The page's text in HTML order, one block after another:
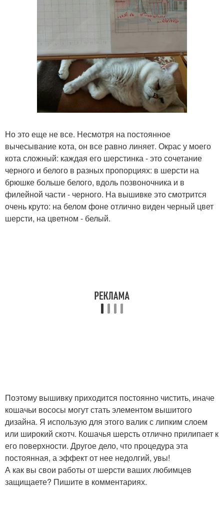
Но это еще не все. Несмотря на постоянное
вычесывание кота, он все равно линяет. Окрас у моего
кота сложный: каждая его шерстинка - это сочетание
черного и белого в разных пропорциях: в шерсти на
брюшке больше белого, вдоль позвоночника и в
филейной части - черного. На вышивке это смотрится
очень круто: на белом фоне отлично виден черный цвет
шерсти, на цветном - белый.
Поэтому вышивку приходится постоянно чистить, иначе
кошачьи вососы могут стать элементом вышитого
дизайна. Я использую для этого валик с липким слоем
или широкий скотч. Кошачья шерсть отлично прилипает к
его поверхности. Другое дело, что процедура эта
постоянная, а эффект от нее недолгий, увы!
А как вы свои работы от шерсти ваших любимцев
защищаете? Пишите в комментариях.